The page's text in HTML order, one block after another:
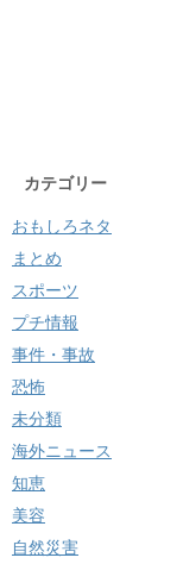
カテゴリー
おもしろネタ
まとめ
スポーツ
プチ情報
事件・事故
恐怖
未分類
海外ニュース
知恵
美容
自然災害